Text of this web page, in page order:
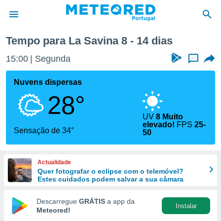
da
foi
fornecidas
a este
das
e
forma
digital
Tempo para La Savina 8 - 14 dias
15:00 Segunda ...
Nuvens dispersas
28°
Sensação de 34°
UV8 Muito
elevado! FPS25-
50
Actualidade
Quer fotografar o eclipse com o telemóvel?
Estes cuidados podem salvar a sua câmara
Descarregue GRÁTIS a app da
Meteored!
Instalar